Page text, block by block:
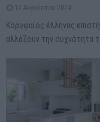
17 Αυγούστου 2024
Κορυφαίος έλληνας
αλλάζουν την συχνότητα